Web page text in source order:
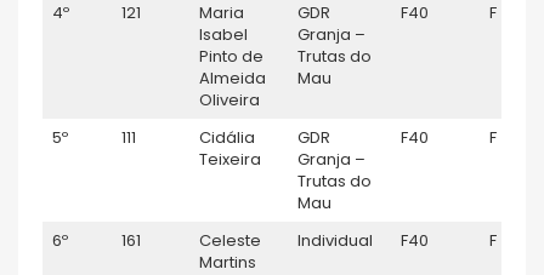
4º 121
Maria
Isabel
Pinto de
Almeida
Oliveira
GDR
Granja –
Trutas do
Mau
F40 F
5º 111
Cidália
Teixeira
GDR
Granja –
Trutas do
Mau
F40 F
6º 161
Celeste
Martins
Individual F40 F